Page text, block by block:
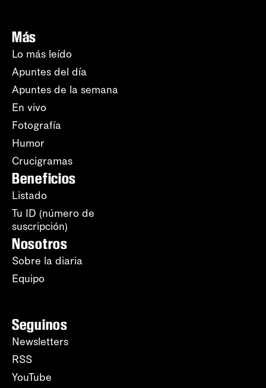
Más
Lo más leído
Apuntes del día
Apuntes de la semana
En vivo
Fotografía
Humor
Crucigramas
Beneficios
Listado
Tu ID (número de
suscripción)
Nosotros
Sobre la diaria
Equipo
Seguinos
Newsletters
RSS
YouTube